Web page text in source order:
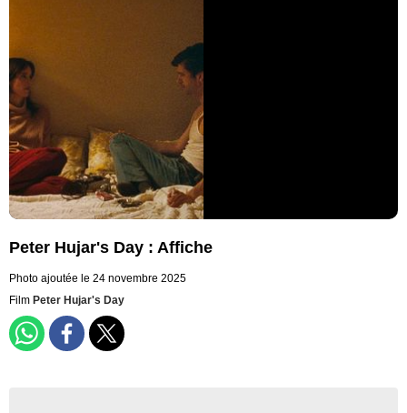
Peter Hujar's Day : Affiche
Photo ajoutée le 24 novembre 2025
Film Peter Hujar's Day